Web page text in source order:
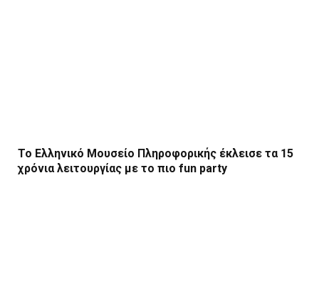
Το Ελληνικό Μουσείο Πληροφορικής έκλεισε τα 15
χρόνια λειτουργίας με το πιο fun party